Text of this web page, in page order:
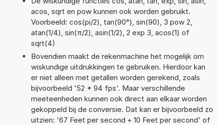
acos, sqrt en pow kunnen ook worden gebruikt.
Voorbeeld: cos(pi/2), tan(90°), sin(90), 3 pow 2,
atan(1/4), sin(π/2), asin(1/2), 2 exp 3, acos(1) of
sqrt(4)
Bovendien maakt de rekenmachine het mogelijk om
wiskundige uitdrukkingen te gebruiken. Hierdoor kan
er niet alleen met getallen worden gerekend, zoals
bijvoorbeeld '52 * 94 fps'. Maar verschillende
meeteenheden kunnen ook direct aan elkaar worden
gekoppeld bij de conversie. Dat kan er bijvoorbeeld zo
uitzien: '67 Feet per second + 10 Feet per second' of